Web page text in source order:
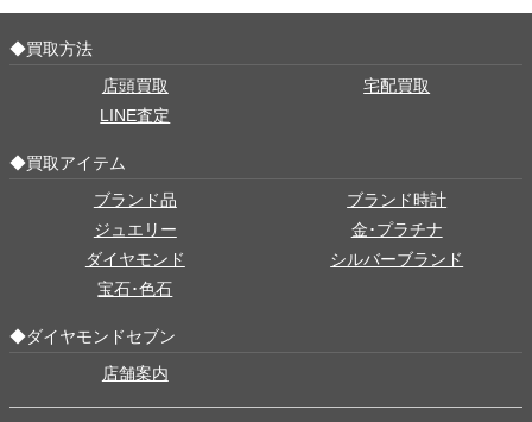
◆買取方法
店頭買取
宅配買取
LINE査定
◆買取アイテム
ブランド品
ブランド時計
ジュエリー
金･プラチナ
ダイヤモンド
シルバーブランド
宝石･色石
◆ダイヤモンドセブン
店舗案内